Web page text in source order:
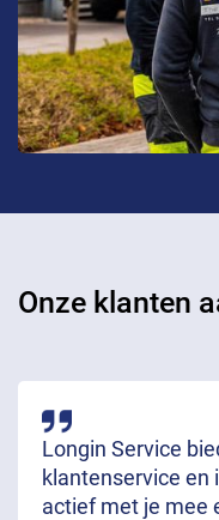
Onze klanten
Longin Service
klantenservice en
actief met je mee